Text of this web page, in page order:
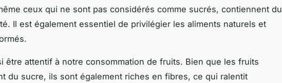
ceux qui ne sont pas considérés comme sucrés, contiennent du
Il est également essentiel de privilégier les aliments naturels et
être attentif à notre consommation de fruits. Bien que les fruits
du sucre, ils sont également riches en fibres, ce qui ralentit